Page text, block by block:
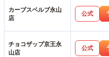
カーブスベルブ永山
店
公式
チョコザップ京王永
山店
公式